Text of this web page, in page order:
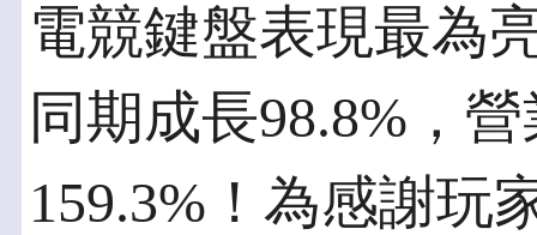
電競鍵盤表現最為
同期成長98.8%，
159.3%！為感謝玩